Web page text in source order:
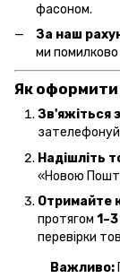
фасоном.
За наш
ми помилково
Як оформити
Зв'яжіться
Надішліть
«Новою
Отримайте
протягом
перевірки
Важливо: